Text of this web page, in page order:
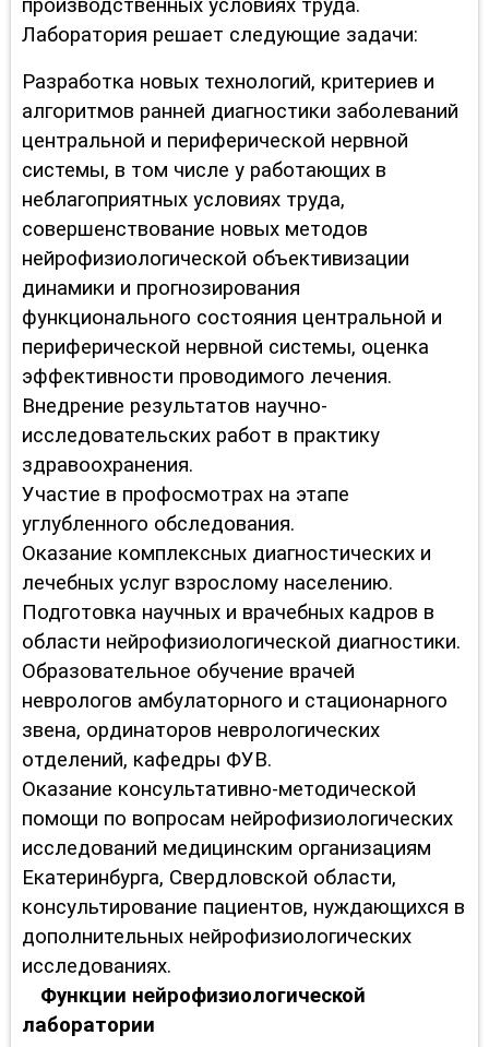
производственных условиях труда.
Лаборатория решает следующие задачи:
Разработка новых технологий, критериев и
алгоритмов ранней диагностики заболеваний
центральной и периферической нервной
системы, в том числе у работающих в
неблагоприятных условиях труда,
совершенствование новых методов
нейрофизиологической объективизации
динамики и прогнозирования
функционального состояния центральной и
периферической нервной системы, оценка
эффективности проводимого лечения.
Внедрение результатов научно-
исследовательских работ в практику
здравоохранения.
Участие в профосмотрах на этапе
углубленного обследования.
Оказание комплексных диагностических и
лечебных услуг взрослому населению.
Подготовка научных и врачебных кадров в
области нейрофизиологической диагностики.
Образовательное обучение врачей
неврологов амбулаторного и стационарного
звена, ординаторов неврологических
отделений, кафедры ФУВ.
Оказание консультативно-методической
помощи по вопросам нейрофизиологических
исследований медицинским организациям
Екатеринбурга, Свердловской области,
консультирование пациентов, нуждающихся в
дополнительных нейрофизиологических
исследованиях.
Функции нейрофизиологической
лаборатории